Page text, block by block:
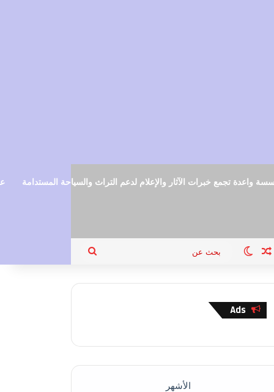
واعدة تجمع خبرات الآثار والإعلام لدعم التراث والسياحة المستدامة
الدخول
مقال عشوائي
الوضع المظلم
بحث
Ads
الأشهر